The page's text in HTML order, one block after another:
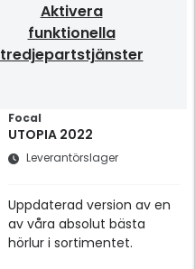
Aktivera
funktionella
tredjepartstjänster
Focal
UTOPIA 2022
Leverantörslager
Uppdaterad version av en
av våra absolut bästa
hörlur i sortimentet.